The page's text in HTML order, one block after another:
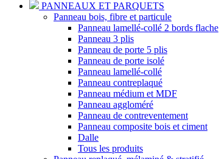
PANNEAUX ET PARQUETS
Panneau bois, fibre et particule
Panneau lamellé-collé 2 bords flache
Panneau 3 plis
Panneau de porte 5 plis
Panneau de porte isolé
Panneau lamellé-collé
Panneau contreplaqué
Panneau médium et MDF
Panneau aggloméré
Panneau de contreventement
Panneau composite bois et ciment
Dalle
Tous les produits